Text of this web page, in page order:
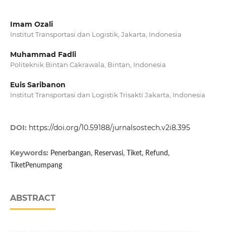
Imam Ozali
Institut Transportasi dan Logistik, Jakarta, Indonesia
Muhammad Fadli
Politeknik Bintan Cakrawala, Bintan, Indonesia
Euis Saribanon
Institut Transportasi dan Logistik Trisakti Jakarta, Indonesia
DOI: https://doi.org/10.59188/jurnalsostech.v2i8.395
Keywords: Penerbangan, Reservasi, Tiket, Refund,
TiketPenumpang
ABSTRACT